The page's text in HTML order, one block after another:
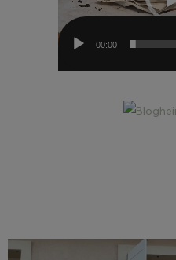
00:00